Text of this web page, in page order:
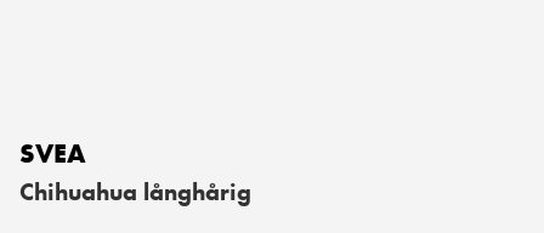
SVEA
Chihuahua långhårig